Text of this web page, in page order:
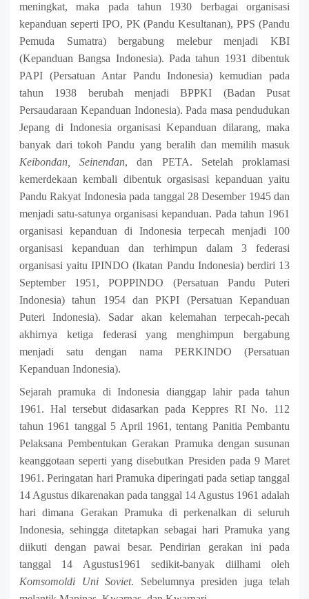
meningkat, maka pada tahun 1930 berbagai organisasi
kepanduan seperti IPO, PK (Pandu Kesultanan), PPS (Pandu
Pemuda Sumatra) bergabung melebur menjadi KBI
(Kepanduan Bangsa Indonesia). Pada tahun 1931 dibentuk
PAPI (Persatuan Antar Pandu Indonesia) kemudian pada
tahun 1938 berubah menjadi BPPKI (Badan Pusat
Persaudaraan Kepanduan Indonesia). Pada masa pendudukan
Jepang di Indonesia organisasi Kepanduan dilarang, maka
banyak dari tokoh Pandu yang beralih dan memilih masuk
Keibondan, Seinendan, dan PETA.
Setelah proklamasi
kemerdekaan kembali dibentuk orgasisasi kepanduan yaitu
Pandu Rakyat Indonesia pada tanggal 28 Desember 1945 dan
menjadi satu-satunya organisasi kepanduan. Pada tahun 1961
organisasi kepanduan di Indonesia terpecah menjadi 100
organisasi kepanduan dan terhimpun dalam 3 federasi
organisasi yaitu IPINDO (Ikatan Pandu Indonesia) berdiri 13
September 1951, POPPINDO (Persatuan Pandu Puteri
Indonesia) tahun 1954 dan PKPI (Persatuan Kepanduan
Puteri Indonesia). Sadar akan kelemahan terpecah-pecah
akhirnya ketiga federasi yang menghimpun bergabung
menjadi satu dengan nama PERKINDO (Persatuan
Kepanduan Indonesia).
Sejarah pramuka di Indonesia dianggap lahir pada tahun
1961. Hal tersebut didasarkan pada Keppres RI No. 112
tahun 1961 tanggal 5 April 1961, tentang Panitia Pembantu
Pelaksana Pembentukan Gerakan Pramuka dengan susunan
keanggotaan seperti yang disebutkan Presiden pada 9 Maret
1961. Peringatan hari Pramuka diperingati pada setiap tanggal
14 Agustus dikarenakan pada tanggal 14 Agustus 1961 adalah
hari dimana Gerakan Pramuka di perkenalkan di seluruh
Indonesia, sehingga ditetapkan sebagai hari Pramuka yang
diikuti dengan pawai besar. Pendirian gerakan ini pada
tanggal 14 Agustus1961 sedikit-banyak diilhami oleh
Komsomoldi Uni Soviet. Sebelumnya presiden juga telah